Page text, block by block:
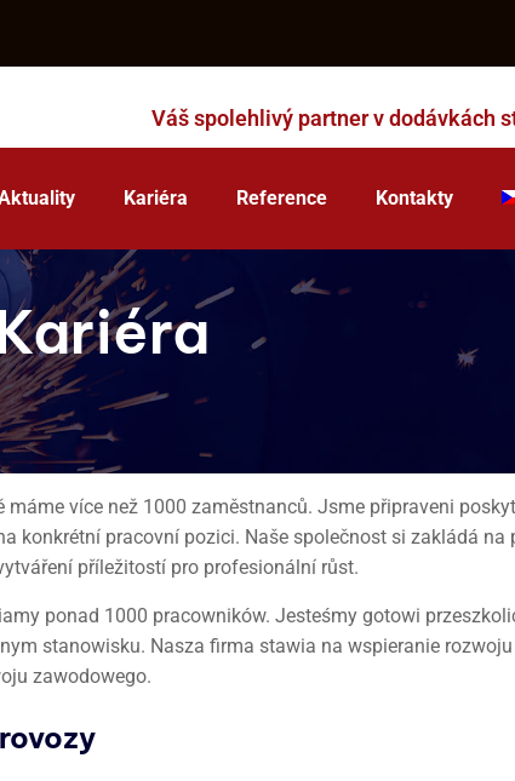
Váš spolehlivý partner v dodávkách
Kariéra Reference Kontakty
máme více než 1000 zaměstnanců. Jsme připraveni
konkrétní pracovní pozici. Naše společnost si zakládá na
příležitostí pro profesionální růst.
ponad 1000 pracowników. Jesteśmy gotowi
stanowisku. Nasza firma stawia na wspieranie
zawodowego.